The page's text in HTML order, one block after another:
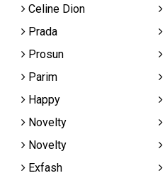
Celine Dion
Prada
Prosun
Parim
Happy
Novelty
Novelty
Exfash